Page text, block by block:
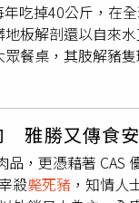
吃掉40公斤，在
地板解剖還以自來
餐桌，其肢解豬
供應商之一，每
凍豬肉。而雅勝得
在剖半清洗後，
持15度以下低溫，
解 斃死豬，角落
記者所取得的畫
雅勝又傳食
，更憑藉著 CAS
殺斃死豬 ，知情人